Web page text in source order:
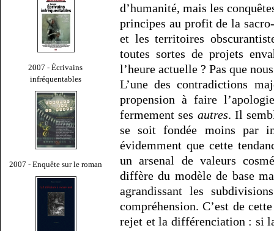
2007 - Écrivains
infréquentables
2007 - Enquête sur le roman
d’humanité, mais les
principes au profit de la
et les territoires
toutes sortes de projets
l’heure actuelle ? Pas que
L’une des contradictions
propension à faire
fermement ses autres. Il
se soit fondée moins par
évidemment que cette
un arsenal de valeurs
diffère du modèle de base
agrandissant les
compréhension. C’est de
rejet et la différenciation : si